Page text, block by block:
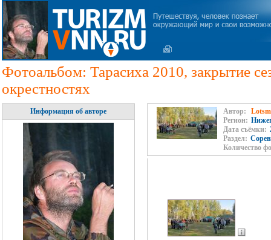
Фотоальбом: Тарасиха 2010, закрытие
окрестностях
Информация об авторе Автор:
Регион:
Дата съёмки:
Раздел:
Количество